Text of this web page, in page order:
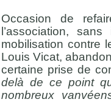
Occasion de
l’association,
mobilisation contre
Louis Vicat,
certaine prise de
delà de ce point
nombreux